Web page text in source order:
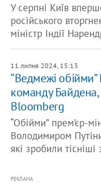
У серпні Київ
російського
міністр Індії
11 липня 2024, 15:13
“Ведмежі
команду Байдена,
Bloomberg
“Обійми” прем’єр-
Володимиром
які зробили тісніші
РЕКЛАМА